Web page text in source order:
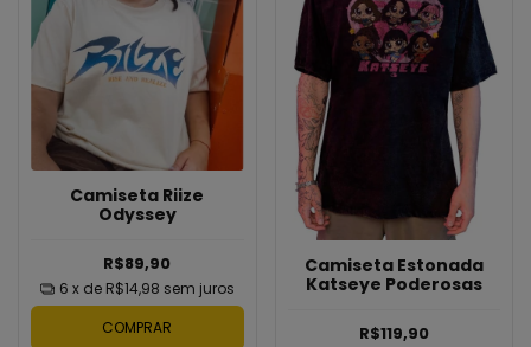
Camiseta Riize
Odyssey
R$89,90
6 x de R$14,98 sem juros
COMPRAR
Camiseta Estonada
Katseye Poderosas
R$119,90